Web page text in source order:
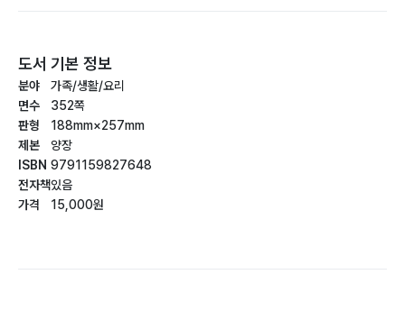
도서 기본 정보
분야
면수
판형
제본
ISBN
전자책
가격
가족/생활/요리
352쪽
188mm×257mm
양장
9791159827648
있음
15,000원